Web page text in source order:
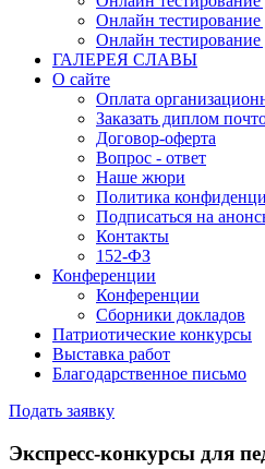
Онлайн тестирование
Онлайн
ГАЛЕРЕЯ СЛАВЫ
О сайте
Оплата
Заказать диплом
Договор-оферта
Вопрос - ответ
Наше жюри
Политика
Подписаться на
Контакты
152-ФЗ
Конференции
Конференции
Сборники докладов
Патриотические конкурсы
Выставка работ
Благодарственное письмо
Подать заявку
Экспресс-конкурсы для